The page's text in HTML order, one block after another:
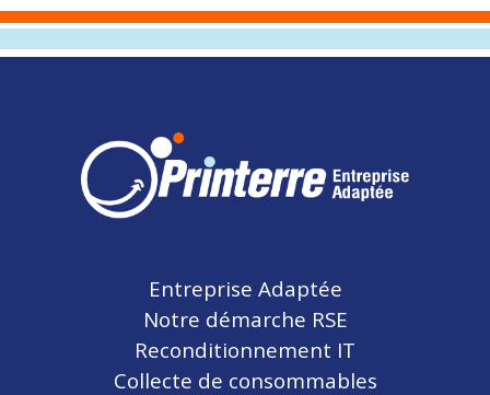
Entreprise Adaptée
Notre démarche RSE
Reconditionnement IT
Collecte de consommables